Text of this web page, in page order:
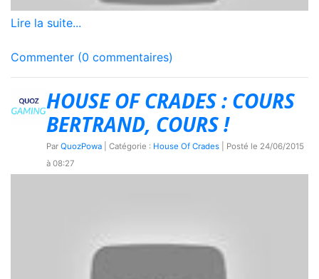
Lire la suite...
Commenter (0 commentaires)
HOUSE OF CRADES : COURS
BERTRAND, COURS !
Par QuozPowa | Catégorie : House Of Crades | Posté le 24/06/2015
à 08:27